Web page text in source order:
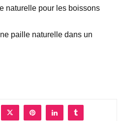
naturelle pour les boissons
paille naturelle dans un